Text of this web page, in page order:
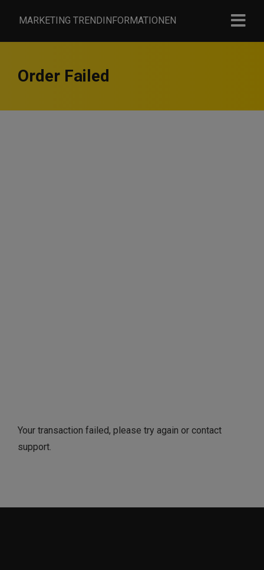
MARKETING TRENDINFORMATIONEN
Order Failed
Your transaction failed, please try again or contact
support.